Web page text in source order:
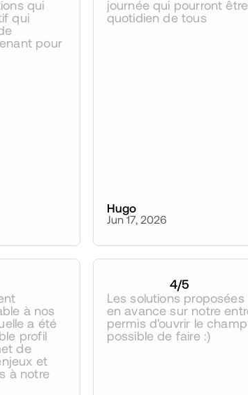
qui
qui
pour
journée qui pourront
quotidien de tous
Hugo
Jun 17, 2026
à nos
a été
profil
de
et
à notre
4/5
Les solutions
en avance sur notre
permis d'ouvrir le
possible de faire :)